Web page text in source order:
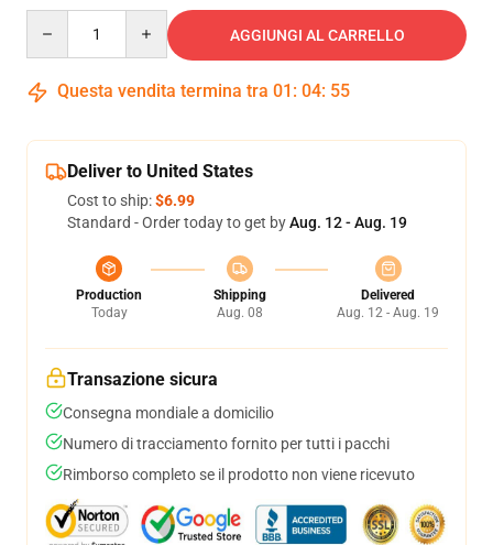
AGGIUNGI AL CARRELLO
Questa vendita termina tra 01 : 04: 54
Deliver to United States
Cost to ship:$6.99
Standard - Order today to get byAug. 12 - Aug. 19
Production
Today
Shipping
Aug. 08
Delivered
Aug. 12 - Aug. 19
Transazione sicura
Consegna mondiale a domicilio
Numero di tracciamento fornito per tutti i pacchi
Rimborso completo se il prodotto non viene ricevuto